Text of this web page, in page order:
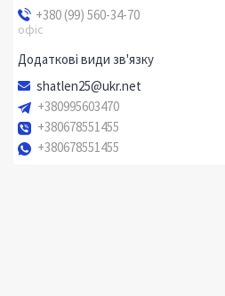
+380 (99) 560-34-70
офіс
shatlen25@ukr.net
+380995603470
+380678551455
+380678551455